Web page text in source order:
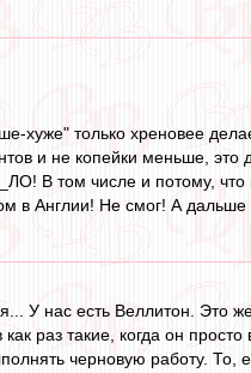
хуже" только хреновее
и не копейки меньше,
В том числе и потому, что
в Англии! Не смог! А
У нас есть Веллитон. Это
раз такие, когда он просто
черновую работу. То,